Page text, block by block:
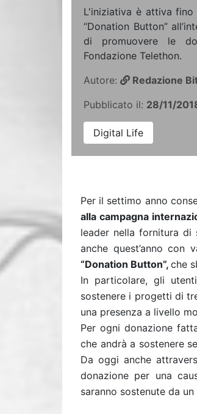
L'iniziativa è attiva fino
“Donation Button”
di promuovere le
Fondazione Telethon.
Autore:
Redazione
Pubblicato il: 28/11/
Digital Life
Per il settimo anno
alla campagna
leader nella fornitura
anche quest’anno con
“Donation Button”, che
In particolare, gli
sostenere i progetti di
una presenza a livello
Per ogni donazione
che andrà a sostenere
Da oggi anche
donazione per una
saranno sostenute da